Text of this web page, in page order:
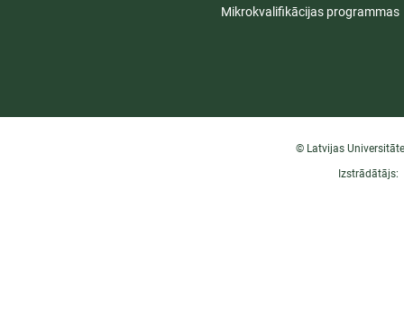
Mikrokvalifikācijas programmas
© Latvijas
Izstrādātājs: